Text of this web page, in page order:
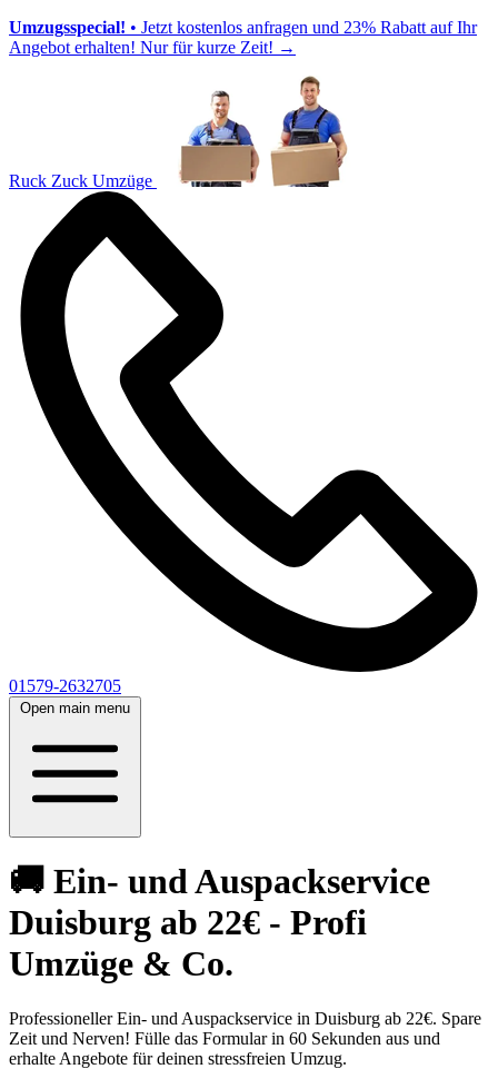
Umzugsspecial! • Jetzt kostenlos anfragen und 23% Rabatt auf Ihr
Angebot erhalten! Nur für kurze Zeit! →
Ruck Zuck Umzüge
01579-2632705
Open main menu
🚚 Ein- und Auspackservice
Duisburg ab 22€ - Profi
Umzüge & Co.
Professioneller Ein- und Auspackservice in Duisburg ab 22€. Spare
Zeit und Nerven! Fülle das Formular in 60 Sekunden aus und
erhalte Angebote für deinen stressfreien Umzug.